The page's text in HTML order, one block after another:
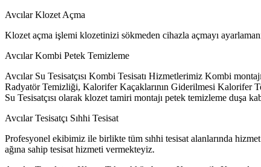
Avcılar Klozet Açma
Klozet açma işlemi klozetinizi sökmeden cihazla açmayı
Avcılar Kombi Petek Temizleme
Avcılar Su Tesisatçısı Kombi Tesisatı Hizmetlerimiz Kombi
Radyatör Temizliği, Kalorifer Kaçaklarının Giderilmesi Kalorifer
Su Tesisatçısı olarak klozet tamiri montajı petek temizleme duşa
Avcılar Tesisatçı Sıhhi Tesisat
Profesyonel ekibimiz ile birlikte tüm sıhhi tesisat alanlarında
ağına sahip tesisat hizmeti vermekteyiz.